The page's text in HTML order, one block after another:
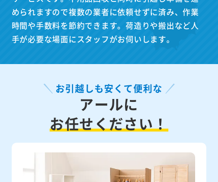
められますので複数の業者に依頼せずに済み、作業
時間や手数料を節約できます。荷造りや搬出など人
手が必要な場面にスタッフがお伺いします。
お引越しも安くて便利な
アールに
お任せください！